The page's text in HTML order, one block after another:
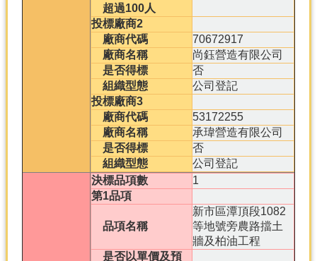
超過100人
投標廠商2
廠商代碼
70672917
廠商名稱
尚鈺營造有限公司
是否得標
否
組織型態
公司登記
投標廠商3
廠商代碼
53172255
廠商名稱
承瑋營造有限公司
是否得標
否
組織型態
公司登記
決標品項數
1
第1品項
品項名稱
新市區潭頂段1082
等地號旁農路擋土
牆及柏油工程
是否以單價及預